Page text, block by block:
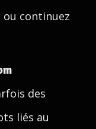
continuez
des
liés au